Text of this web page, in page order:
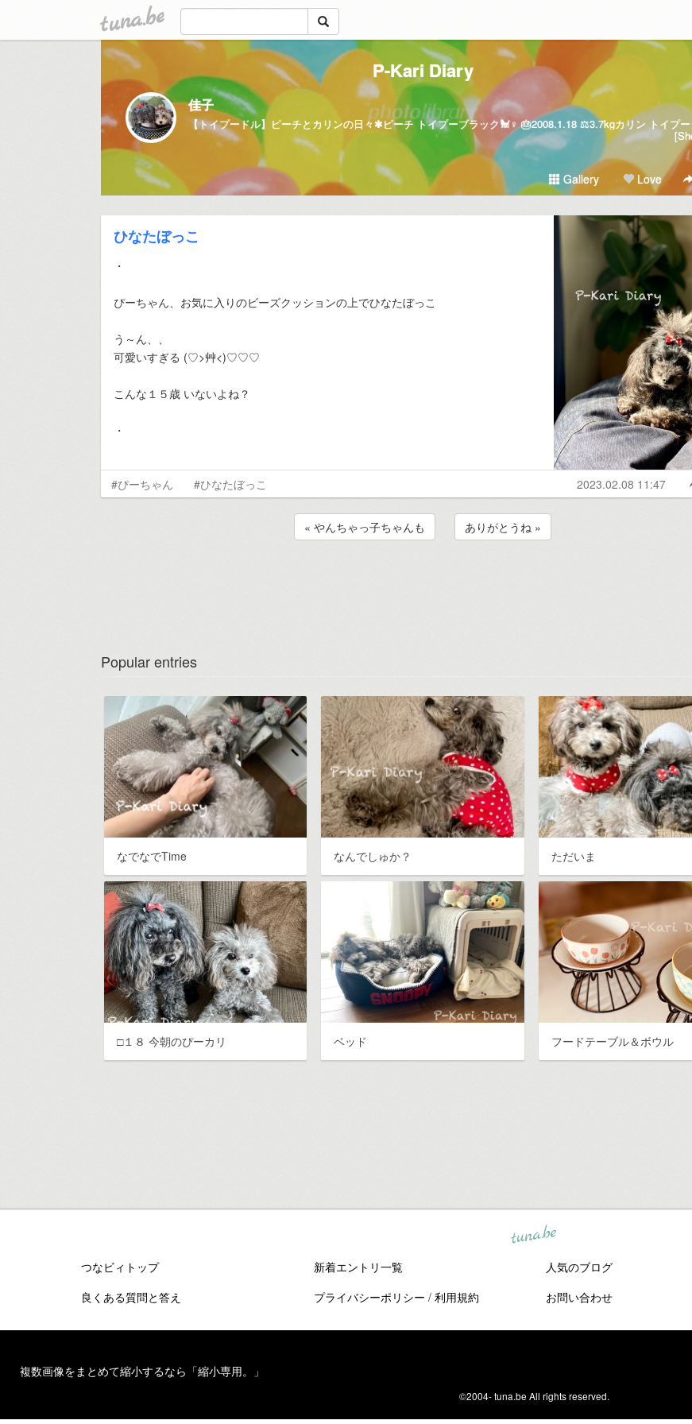
tuna.be
P-Kari Diary
佳子
Gallery Love
ひなたぼっこ
・
ぴーちゃん、お気に入りのビーズクッションの上でひなたぼっこ
う～ん、、
可愛いすぎる (♡>艸<)♡♡♡
こんな１５歳 いないよね？
・
#ぴーちゃん #ひなたぼっこ 2023.02.08 11:47
« やんちゃっ子ちゃんも ありがとうね »
Popular entries
なでなでTime なんでしゅか？ ただいま
□１８ 今朝のぴーカリ ベッド フードテーブル＆ボウル
tuna.be
つなビィトップ 新着エントリ一覧 人気のブログ
良くある質問と答え
プライバシーポリシー / 利用規約 お問い合わせ
複数画像をまとめて縮小するなら「縮小専用。」
©2004-tuna.be All rights reserved.